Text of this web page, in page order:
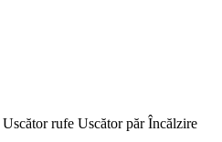
Uscător rufe Uscător păr Încălzire